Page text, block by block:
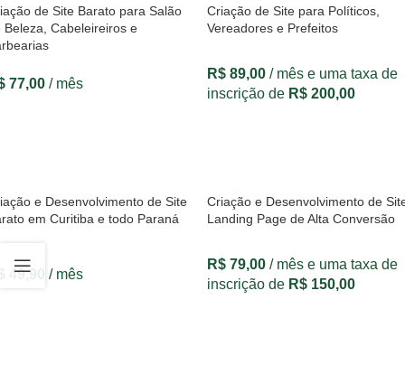
de Site Barato para Salão
Beleza, Cabeleireiros e
77,00 / mês
Criação de Site para Políticos,
Vereadores e Prefeitos
R$ 89,00 / mês e uma taxa de
inscrição de R$ 200,00
e Desenvolvimento de Site
em Curitiba e todo Paraná
49,90 / mês
Criação e Desenvolvimento de
Landing Page de Alta Conversão
R$ 79,00 / mês e uma taxa de
inscrição de R$ 150,00